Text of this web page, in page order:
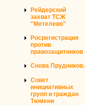
Рейдерский
захват ТСЖ
"Метелево"
Росрегистрация
против
правозащитников
Снова Прудников.
Совет
инициативных
групп и граждан
Тюмени